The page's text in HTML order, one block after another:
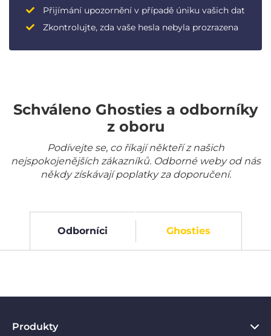
Přijímání upozornění v případě úniku vašich dat
Zkontrolujte, zda vaše hesla nebyla prozrazena
Schváleno Ghosties a odborníky
z oboru
Podívejte se, co říkají někteří z našich
nejspokojenějších zákazníků. Odborné weby od nás
někdy získávají poplatky za doporučení.
Odborníci Ghosties
Produkty